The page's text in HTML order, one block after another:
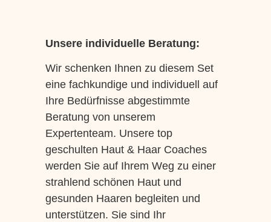
Unsere individuelle Beratung:
Wir schenken Ihnen zu diesem Set
eine fachkundige und individuell auf
Ihre Bedürfnisse abgestimmte
Beratung von unserem
Expertenteam. Unsere top
geschulten Haut & Haar Coaches
werden Sie auf Ihrem Weg zu einer
strahlend schönen Haut und
gesunden Haaren begleiten und
unterstützen. Sie sind Ihr